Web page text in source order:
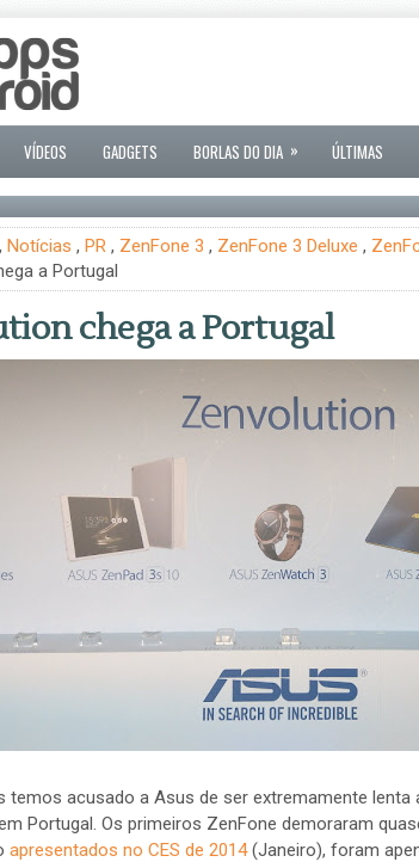
VÍDEOS GADGETS BORLAS DO DIA » ÚLTIMAS
, Notícias , PR, ZenFone 3 , ZenFone 3 Deluxe ,
a Portugal
chega a Portugal
temos acusado a Asus de ser extremamente lenta
Portugal. Os primeiros ZenFone demoraram
apresentados no CES de 2014(Janeiro), foram